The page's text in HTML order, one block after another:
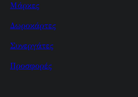
Μάρκες
Δωροκάρτες
Συνεργάτες
Προσφορές